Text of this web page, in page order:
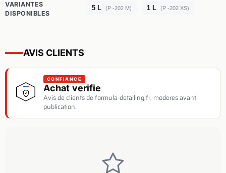
VARIANTES
DISPONIBLES
5 L (P -202 M) 1 L (P -202 XS)
AVIS CLIENTS
CONFIANCE
Achat verifie
Avis de clients de formula-detailing.fr, moderes avant
publication.